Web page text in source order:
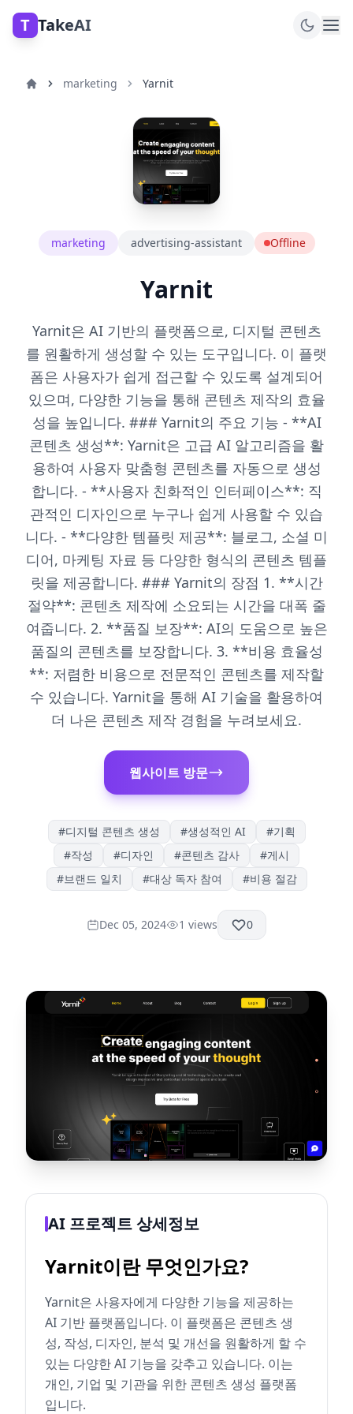
T TakeAI
marketing Yarnit
marketing advertising-assistant Offline
Yarnit
Yarnit은 AI 기반의 플랫폼으로, 디지털 콘텐츠
를 원활하게 생성할 수 있는 도구입니다. 이 플랫
폼은 사용자가 쉽게 접근할 수 있도록 설계되어
있으며, 다양한 기능을 통해 콘텐츠 제작의 효율
성을 높입니다. ### Yarnit의 주요 기능 - **AI
콘텐츠 생성**: Yarnit은 고급 AI 알고리즘을 활
용하여 사용자 맞춤형 콘텐츠를 자동으로 생성
합니다. - **사용자 친화적인 인터페이스**: 직
관적인 디자인으로 누구나 쉽게 사용할 수 있습
니다. - **다양한 템플릿 제공**: 블로그, 소셜 미
디어, 마케팅 자료 등 다양한 형식의 콘텐츠 템플
릿을 제공합니다. ### Yarnit의 장점 1. **시간
절약**: 콘텐츠 제작에 소요되는 시간을 대폭 줄
여줍니다. 2. **품질 보장**: AI의 도움으로 높은
품질의 콘텐츠를 보장합니다. 3. **비용 효율성
**: 저렴한 비용으로 전문적인 콘텐츠를 제작할
수 있습니다. Yarnit을 통해 AI 기술을 활용하여
더 나은 콘텐츠 제작 경험을 누려보세요.
웹사이트 방문
#디지털 콘텐츠 생성 #생성적인 AI #기획
#작성 #디자인 #콘텐츠 감사 #게시
#브랜드 일치 #대상 독자 참여 #비용 절감
Dec 05, 2024 1 views 0
AI 프로젝트 상세정보
Yarnit이란 무엇인가요?
Yarnit은 사용자에게 다양한 기능을 제공하는
AI 기반 플랫폼입니다. 이 플랫폼은 콘텐츠 생
성, 작성, 디자인, 분석 및 개선을 원활하게 할 수
있는 다양한 AI 기능을 갖추고 있습니다. 이는
개인, 기업 및 기관을 위한 콘텐츠 생성 플랫폼
입니다.